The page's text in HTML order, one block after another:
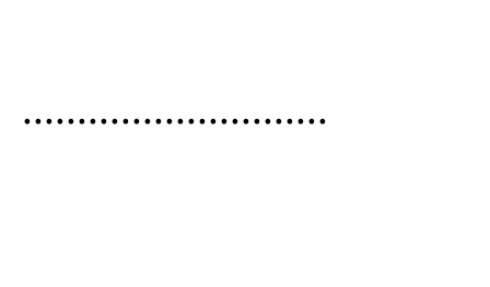
............................